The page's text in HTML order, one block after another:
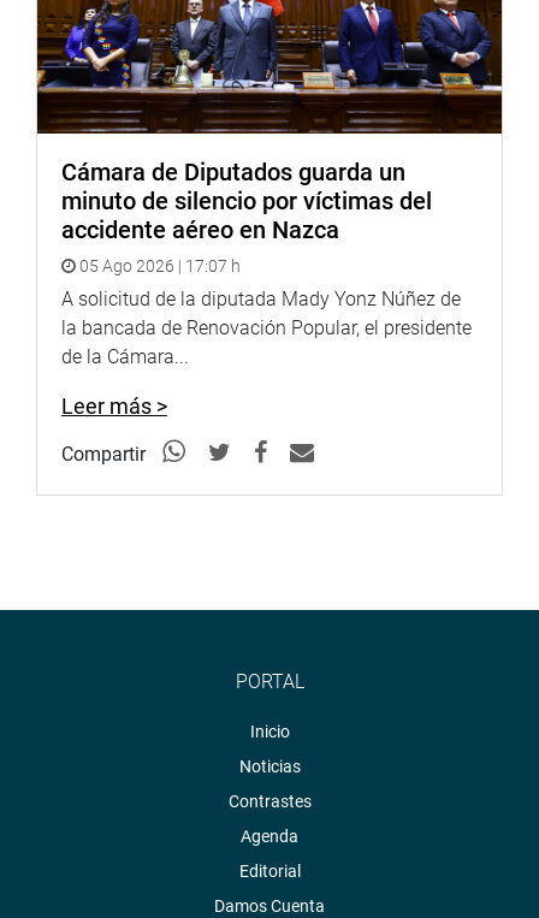
Cámara de Diputados guarda un
minuto de silencio por víctimas del
accidente aéreo en Nazca
05 Ago 2026 | 17:07 h
A solicitud de la diputada Mady Yonz Núñez de
la bancada de Renovación Popular, el presidente
de la Cámara...
Leer más >
Compartir
PORTAL
Inicio
Noticias
Contrastes
Agenda
Editorial
Damos Cuenta